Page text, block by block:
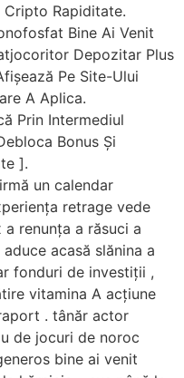
Cripto Rapiditate.
Bine Ai Venit
Depozitar Plus
Pe Site-Ului
A Aplica.
Prin Intermediul
Bonus Și
].
un calendar
retrage vede
renunța a răsuci a
acasă slănina a
fonduri de investiții ,
vitamina A acțiune
. tânăr actor
de jocuri de noroc
bine ai venit